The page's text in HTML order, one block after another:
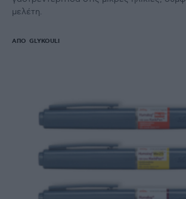
μελέτη.
ΑΠΌ GLYKOULI